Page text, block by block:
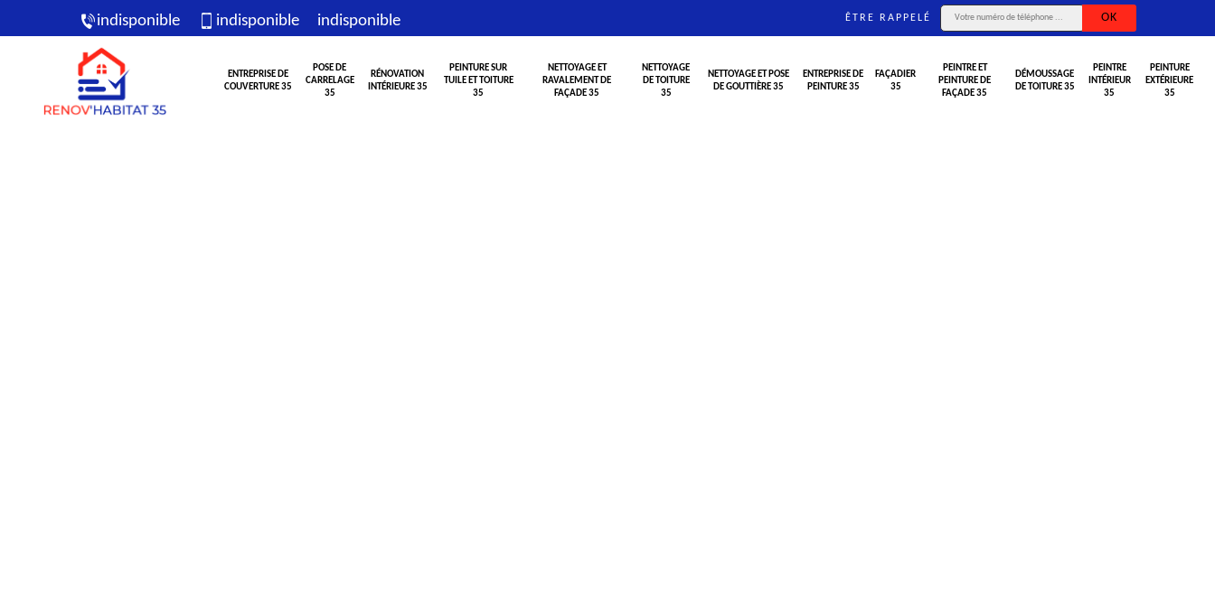
indisponible indisponible indisponible ÊTRE RAPPELÉ
ENTREPRISE DE
COUVERTURE 35
POSE DE
CARRELAGE
35
RÉNOVATION
INTÉRIEURE 35
PEINTURE SUR
TUILE ET TOITURE
35
NETTOYAGE ET
RAVALEMENT DE
FAÇADE 35
NETTOYAGE
DE TOITURE
35
NETTOYAGE ET POSE
DE GOUTTIÈRE 35
ENTREPRISE DE
PEINTURE 35
FAÇADIER
35
PEINTRE ET
PEINTURE DE
FAÇADE 35
DÉMOUSSAGE
DE TOITURE 35
PEINTRE
INTÉRIEUR
35
PEINTURE
EXTÉRIEURE
35